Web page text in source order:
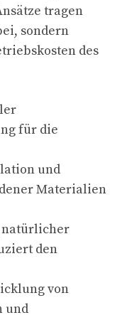
tragen
sondern
des
für die
und
Materialien
natürlicher
den
von
und